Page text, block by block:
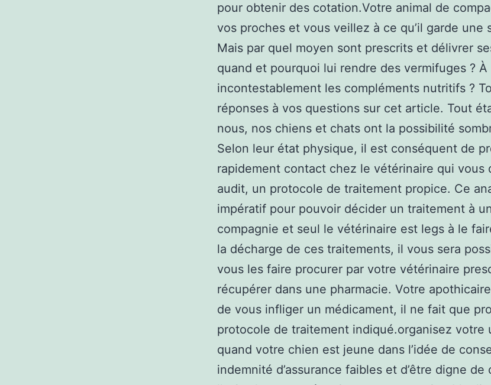
pour obtenir des cotation.Votre animal de
vos proches et vous veillez à ce qu’il garde une
Mais par quel moyen sont prescrits et délivrer
quand et pourquoi lui rendre des vermifuges ?
incontestablement les compléments nutritifs ?
réponses à vos questions sur cet article. Tout
nous, nos chiens et chats ont la possibilité
Selon leur état physique, il est conséquent de
rapidement contact chez le vétérinaire qui vous
audit, un protocole de traitement propice. Ce
impératif pour pouvoir décider un traitement à
compagnie et seul le vétérinaire est legs à le
la décharge de ces traitements, il vous sera
vous les faire procurer par votre vétérinaire
récupérer dans une pharmacie. Votre
de vous infliger un médicament, il ne fait que
protocole de traitement indiqué.organisez votre
quand votre chien est jeune dans l’idée de
indemnité d’assurance faibles et d’être digne